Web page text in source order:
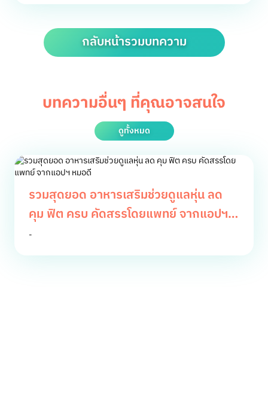
กลับหน้ารวมบทความ
บทความอื่นๆ ที่คุณอาจสนใจ
ดูทั้งหมด
รวมสุดยอด อาหารเสริมช่วยดูแลหุ่น ลด
คุม ฟิต ครบ คัดสรรโดยแพทย์ จากแอปฯ
หมอดี
-